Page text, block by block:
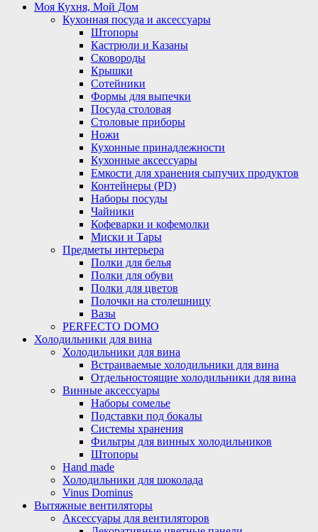
Моя Кухня, Мой Дом
Кухонная посуда и аксессуары
Штопоры
Кастрюли и Казаны
Сковороды
Крышки
Сотейники
Формы для выпечки
Посуда столовая
Столовые приборы
Ножи
Кухонные принадлежности
Кухонные аксессуары
Емкости для хранения сыпучих продуктов
Контейнеры (PD)
Наборы посуды
Чайники
Кофеварки и кофемолки
Миски и Тары
Предметы интерьера
Полки для белья
Полки для обуви
Полки для цветов
Полочки на столешницу
Вазы
PERFECTO DOMO
Холодильники для вина
Холодильники для вина
Встраиваемые холодильники для вина
Отдельностоящие холодильники для вина
Винные аксессуары
Наборы сомелье
Подставки под бокалы
Системы хранения
Фильтры для винных холодильников
Штопоры
Hand made
Холодильники для шоколада
Vinus Dominus
Вытяжные вентиляторы
Аксессуары для вентиляторов